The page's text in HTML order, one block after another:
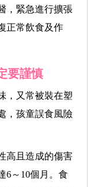
，緊急進行擴張
正常飲食及作
要謹慎
，又常被裝在塑
，孩童誤食風險
高且造成的傷害
6～10個月。食